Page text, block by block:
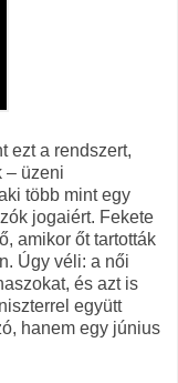
ezt a rendszert,
– üzeni
több mint egy
jogaiért. Fekete
amikor őt tartották
Úgy véli: a női
és azt is
együtt
hanem egy június